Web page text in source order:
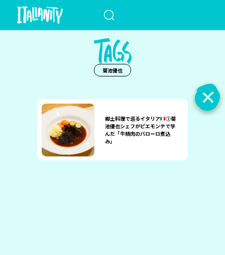
菊池優也
郷土料理で巡るイタリア
①菊
池優也シェフがピエモンテで学
んだ「牛頬肉のバローロ煮込
み」